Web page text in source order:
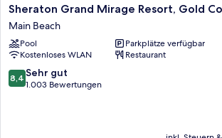
Sheraton
Grand
Mirage
Resort,
Gold
Coast
Main
Sheraton Grand Mirage Resort, Gold
Main Beach
Pool
Parkplätze verfügbar
Kostenloses WLAN
Restaurant
8.4
von
8,4 Sehr gut
1.003 Bewertungen